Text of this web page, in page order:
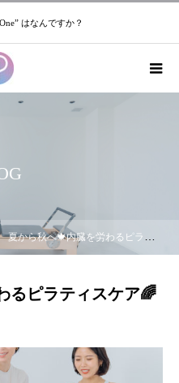
はなんですか？
夏から秋へ🍁内臓を労わるピラティスケア🌈
るピラティスケア🌈